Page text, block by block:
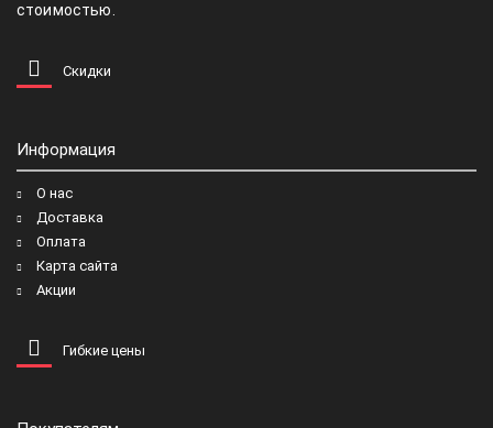
стоимостью.
Скидки
Информация
О нас
Доставка
Оплата
Карта сайта
Акции
Гибкие цены